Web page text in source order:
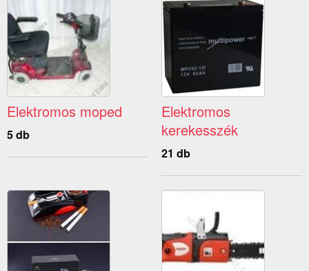
Elektromos moped
5 db
Elektromos
kerekesszék
21 db